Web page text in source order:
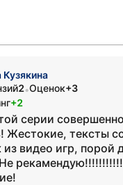
Кузякина
2•Оценок+3
+2
серии
Жестокие, тексты
из видео игр, порой